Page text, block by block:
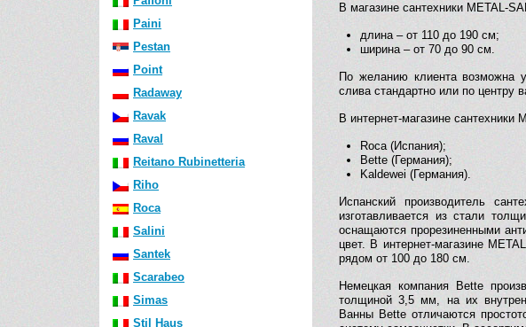
Paini
Pestan
Point
Radaway
Ravak
Raval
Reitano Rubinetteria
Riho
Roca
Salini
Santek
Scarabeo
Simas
Stil Haus
В магазине сантехники METAL-
длина – от 110 до 190 см;
ширина – от 70 до 90 см.
По желанию клиента возможна
слива стандартно или по центру
В интернет-магазине
Roca (Испания);
Bette (Германия);
Kaldewei (Германия).
Испанский производитель
изготавливается из стали
оснащаются прорезиненными
цвет. В интернет-магазине
рядом от 100 до 180 см.
Немецкая компания Bette
толщиной 3,5 мм, на их
Ванны Bette отличаются